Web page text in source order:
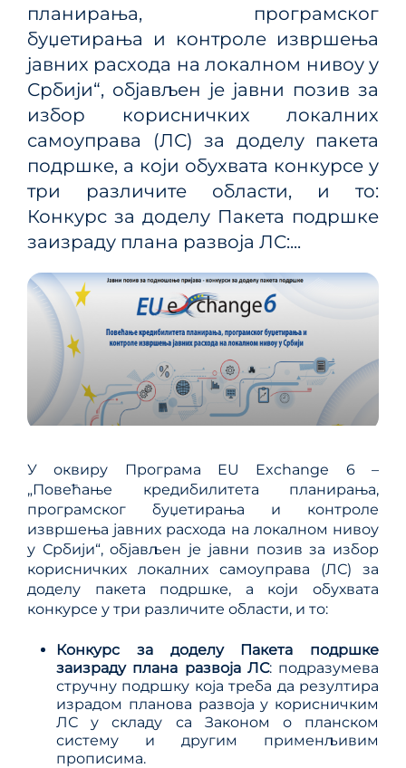
планирања, програмског
буџетирања и контроле извршења
јавних расхода на локалном нивоу у
Србији“, објављен је јавни позив за
избор корисничких локалних
самоуправа (ЛС) за доделу пакета
подршке, а који обухвата конкурсе у
три различите области, и то:
Конкурс за доделу Пакета подршке
заизраду плана развоја ЛС:...
У оквиру Програма EU Exchange 6 –
„Повећање кредибилитета планирања,
програмског буџетирања и контроле
извршења јавних расхода на локалном нивоу
у Србији“, објављен је јавни позив за избор
корисничких локалних самоуправа (ЛС) за
доделу пакета подршке, а који обухвата
конкурсе у три различите области, и то:
Конкурс за доделу Пакета подршке
заизраду плана развоја ЛС: подразумева
стручну подршку која треба да резултира
израдом планова развоја у корисничким
ЛС у складу са Законом о планском
систему и другим применљивим
прописима.